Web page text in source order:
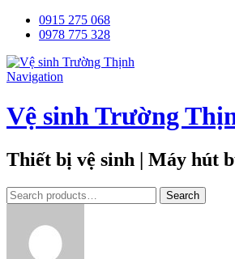
0915 275 068
0978 775 328
Navigation
Vệ sinh Trường
Thiết bị vệ sinh | Máy hút
Tìm
kiếm:
Search